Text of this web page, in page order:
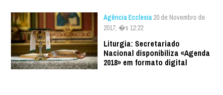
Agência Ecclesia 20 de Novembro de
2017, �s 12:22
Liturgia: Secretariado
Nacional disponibiliza «Agenda
2018» em formato digital